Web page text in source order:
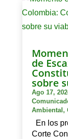
de
sobre
Ago 17,
Ambiental ,
En los
Corte